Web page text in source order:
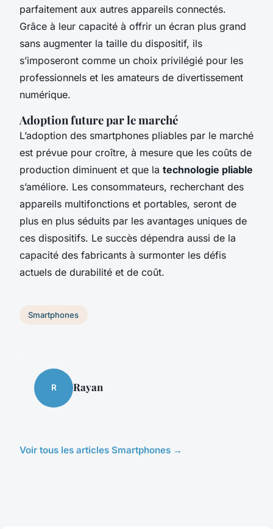
parfaitement aux autres appareils connectés.
Grâce à leur capacité à offrir un écran plus grand
sans augmenter la taille du dispositif, ils
s’imposeront comme un choix privilégié pour les
professionnels et les amateurs de divertissement
numérique.
Adoption future par le marché
L’adoption des smartphones pliables par le marché
est prévue pour croître, à mesure que les coûts de
production diminuent et que la technologie pliable
s’améliore. Les consommateurs, recherchant des
appareils multifonctions et portables, seront de
plus en plus séduits par les avantages uniques de
ces dispositifs. Le succès dépendra aussi de la
capacité des fabricants à surmonter les défis
actuels de durabilité et de coût.
Smartphones
R Rayan
Voir tous les articles Smartphones →